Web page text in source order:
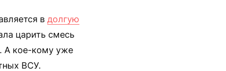
в долгую
царить смесь
А кое-кому уже
ВСУ.